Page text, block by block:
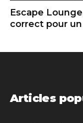
Escape
correct pour
Articles